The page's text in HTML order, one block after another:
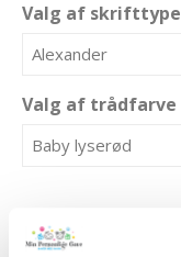
Valg af skrifttype
Valg af trådfarve